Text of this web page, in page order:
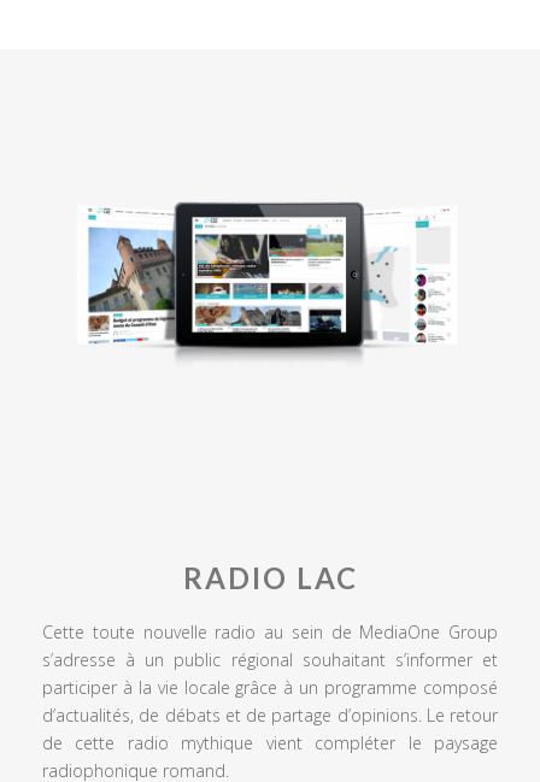
RADIO LAC
Cette toute nouvelle radio au sein de MediaOne Group
s’adresse à un public régional souhaitant s’informer et
participer à la vie locale grâce à un programme composé
d’actualités, de débats et de partage d’opinions. Le retour
de cette radio mythique vient compléter le paysage
radiophonique romand.